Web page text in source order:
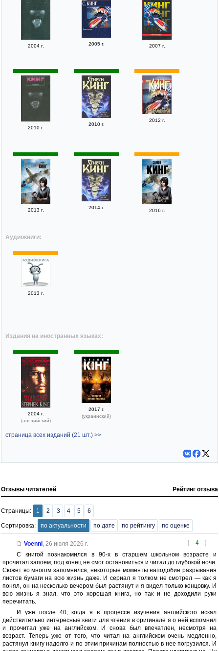
2004 г. 2005 г. 2007 г.
2010 г.
2010 г.
2012 г.
2013 г. 2014 г.
2016 г.
Аудиокниги:
2013 г.
Издания на иностранных языках:
2004 г.
(английский)
2017 г.
(украинский)
страница всех изданий (21 шт.) >>
Отзывы читателей Рейтинг отзыва
Страницы: 1 2 3 4 5 6
Сортировка: по актуальности по дате по рейтингу по оценке
[ 4 ]
Voenni, 26 июля 2026 г.
С книгой познакомился в 90-х в старшем школьном возрасте и
прочитал запоем, под конец не смог остановиться и читал до глубокой ночи.
Сюжет во многом запомнился, некоторые моменты наподобие разрывания
листов бумаги на всю жизнь даже. И сериал я толком не смотрел — как я
понял, он на несколько вечером был растянут и я видел только концовку. И
всю жизнь я знал, что это хорошая книга, но так и не доходили руки
перечитать.
И уже после 40, когда я в процессе изучения английского искал
действительно интересные книги для чтения в оригинале я о ней вспомнил
и прочитал уже на английском. И снова был впечатлен, несмотря на
возраст. Теперь уже от того, что читал на английском очень медленно,
растянул книгу надолго и по этим причинам полностью в нее погрузился. И